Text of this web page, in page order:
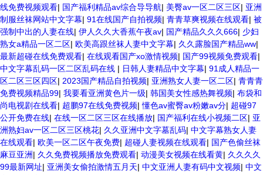
线免费视频观看| 国产福利精品av综合导导航| 美臀av一区二区三区| 亚洲
制服丝袜网站中文字幕| 91在线国产自拍视频| 青青草爽视频在线观看| 被
强制中出的人妻在线| 伊人久久大香蕉午夜av| 国产精品久久久666| 少妇
熟女a精品一区二区| 欧美高跟丝袜人妻中文字幕| 久久露脸国产精品ww|
最新超碰在线免费观看| 在线观看国产xo激情视频| 国产99视频免费观看|
中文字幕乱码一区二区乱码在线 | 日韩人妻精品中文字幕| 91成人精品一
区二区三区四区| 2023国产精品自拍视频| 亚洲熟女人妻一区二区| 青青青
免费视频精品99| 我要看亚洲黄色片一级| 韩国美女性感热舞视频| 布袋和
尚电视剧在线看| 超鹏97在线免费视频|懂色av蜜臀av粉嫩av分| 超碰97
公开免费在线| 在线一区二区三区在线播放| 国产福利在线小视频二区| 亚
洲熟妇av一区二区三区桃花| 久久亚洲中文字墓乱码| 中文字幕熟女人妻
在线观看| 欧美一区二区午夜免费| 超碰人妻视频在线观看| 国产色偷丝袜
麻豆亚洲| 久久免费视频播放免费观看| 动漫美女视频在线看黄| 久久久久
99最新网址| 亚洲美女偷拍激情五月天| 中文亚洲人妻有码中文视频| 中文